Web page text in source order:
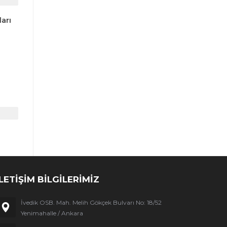
BİLGİLERİMİZ
İvedik OSB. Mah. Melih Gökçek Bulvarı No: 18/52
Yenimahalle / Ankara